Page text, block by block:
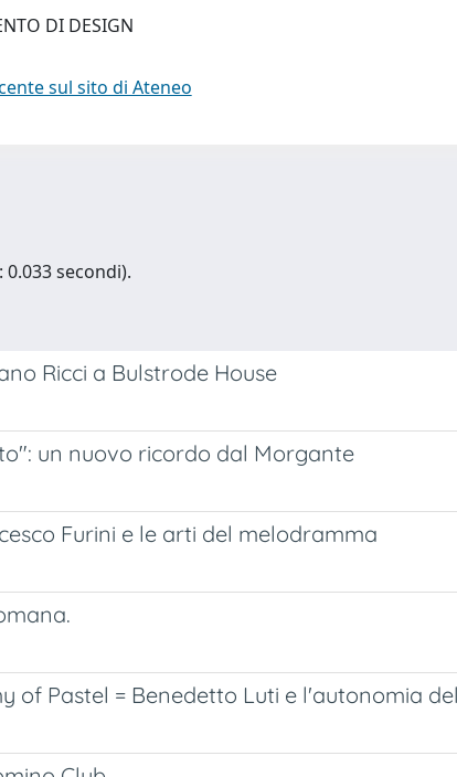
DI DESIGN
sul sito di Ateneo
secondi).
Ricci a Bulstrode House
un nuovo ricordo dal Morgante
Furini e le arti del melodramma
of Pastel = Benedetto Luti e l'autonomia